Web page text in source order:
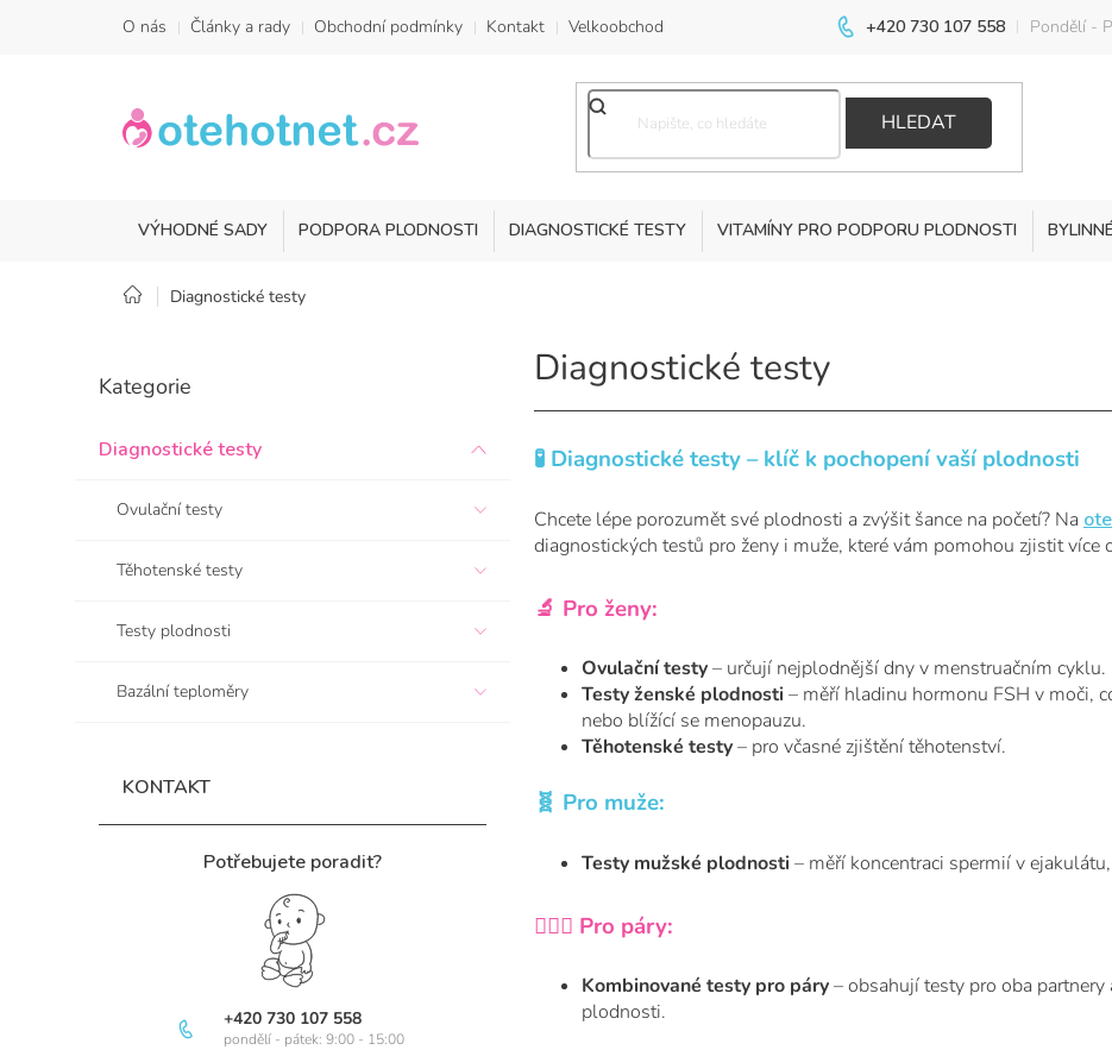
+420 730 107 558 Pondělí -
O nás Články a rady Obchodní podmínky Kontakt Velkoobchod
HLEDAT
VÝHODNÉ SADY PODPORA PLODNOSTI DIAGNOSTICKÉ TESTY VITAMÍNY PRO PODPORU PLODNOSTI
DomůDiagnostické testy
s
r
kategorie
Kategorie
Diagnostické testy
Ovulační testy
Těhotenské testy
Testy plodnosti
Bazální teploměry
KONTAKT
Potřebujete poradit?
+420 730 107 558
pondělí - pátek: 9:00 - 15:00
Diagnostické testy
🧪 Diagnostické testy – klíč k pochopení vaší plodnosti
Chcete lépe porozumět své plodnosti a zvýšit šance na početí? Na
diagnostických testů pro ženy i muže, které vám pomohou zjistit více
🔬 Pro ženy:
Ovulační testy– určují nejplodnější dny v menstruačním cyklu.
Testy ženské plodnosti– měří hladinu hormonu FSH v moči,
nebo blížící se menopauzu.
Těhotenské testy– pro včasné zjištění těhotenství.
🧬 Pro muže:
Testy mužské plodnosti– měří koncentraci spermií v
👩‍❤️‍👨 Pro páry:
Kombinované testy pro páry– obsahují testy pro oba
plodnosti.